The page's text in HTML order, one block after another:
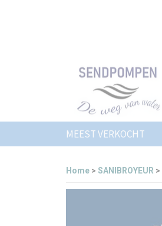
MEEST VERKOCHT
Home > SANIBROYEUR >